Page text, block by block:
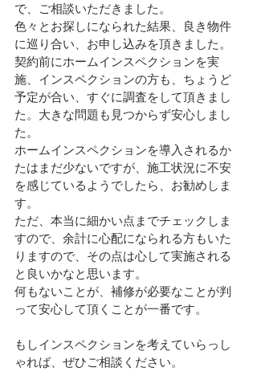
で、ご相談いただきました。
色々とお探しになられた結果、良き物件
に巡り合い、お申し込みを頂きました。
契約前にホームインスペクションを実
施、インスペクションの方も、ちょうど
予定が合い、すぐに調査をして頂きまし
た。大きな問題も見つからず安心しまし
た。
ホームインスペクションを導入されるか
たはまだ少ないですが、施工状況に不安
を感じているようでしたら、お勧めしま
す。
ただ、本当に細かい点までチェックしま
すので、余計に心配になられる方もいた
りますので、その点は心して実施される
と良いかなと思います。
何もないことが、補修が必要なことが判
って安心して頂くことが一番です。
もしインスペクションを考えていらっし
ゃれば、ぜひご相談ください。